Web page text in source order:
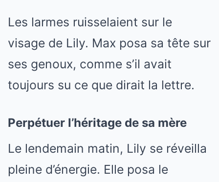
Les larmes ruisselaient sur le
visage de Lily. Max posa sa tête sur
ses genoux, comme s’il avait
toujours su ce que dirait la lettre.
Perpétuer l’héritage de sa mère
Le lendemain matin, Lily se réveilla
pleine d’énergie. Elle posa le